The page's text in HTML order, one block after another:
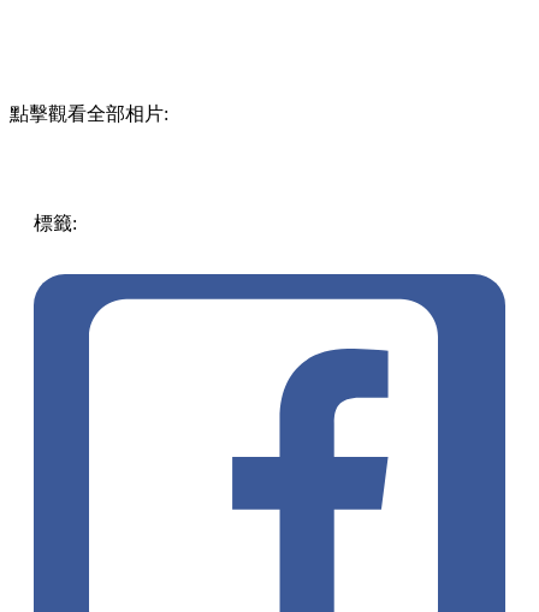
點擊觀看全部相片:
標籤: